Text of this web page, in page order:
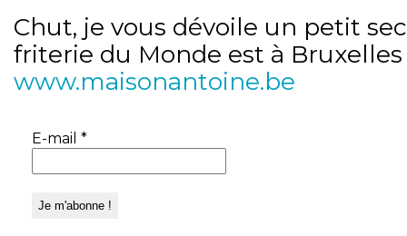
Chut, je vous dévoile un petit
friterie du Monde est à Bruxelles
www.maisonantoine.be
E-mail *